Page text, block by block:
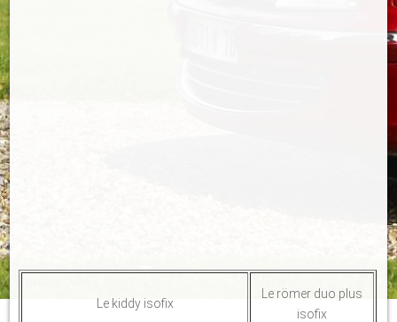
Le kiddy isofix
Le römer duo plus
isofix